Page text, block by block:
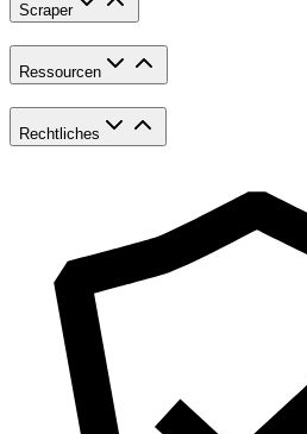
Scraper
Ressourcen
Rechtliches